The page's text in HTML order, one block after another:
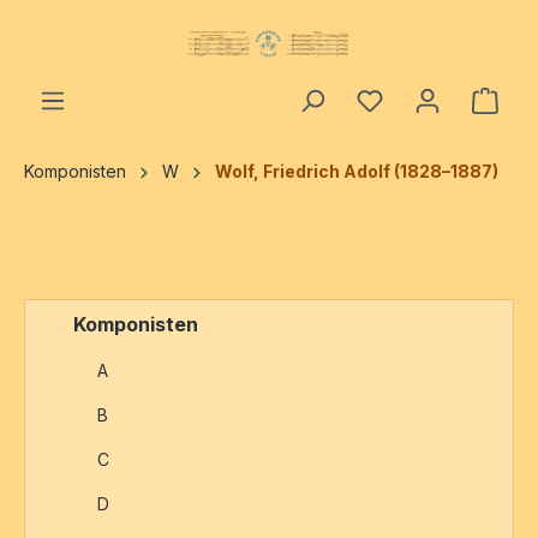
Komponisten W Wolf, Friedrich Adolf (1828–1887)
Komponisten
A
B
C
D